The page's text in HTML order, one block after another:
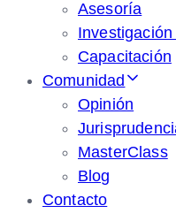
Asesoría
Capacitación
Comunidad
Opinión
MasterClass
Blog
Contacto